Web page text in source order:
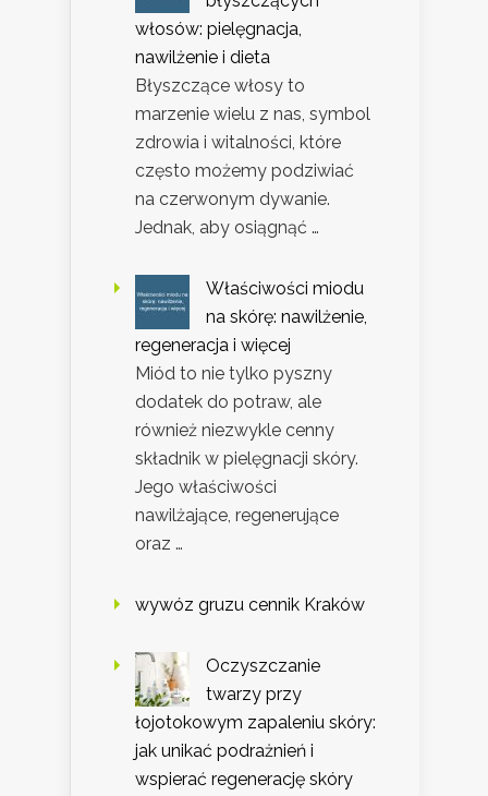
włosów: pielęgnacja,
nawilżenie i dieta
Błyszczące włosy to
marzenie wielu z nas, symbol
zdrowia i witalności, które
często możemy podziwiać
na czerwonym dywanie.
Jednak, aby osiągnąć …
Właściwości miodu
na skórę: nawilżenie,
regeneracja i więcej
Miód to nie tylko pyszny
dodatek do potraw, ale
również niezwykle cenny
składnik w pielęgnacji skóry.
Jego właściwości
nawilżające, regenerujące
oraz …
wywóz gruzu cennik Kraków
Oczyszczanie
twarzy przy
łojotokowym zapaleniu skóry:
jak unikać podrażnień i
wspierać regenerację skóry